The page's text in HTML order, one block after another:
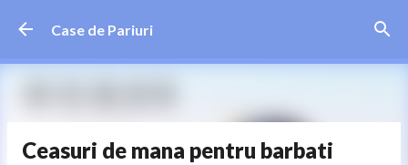
Treceți la conținutul principal
Case de Pariuri
Ceasuri de mana pentru barbati